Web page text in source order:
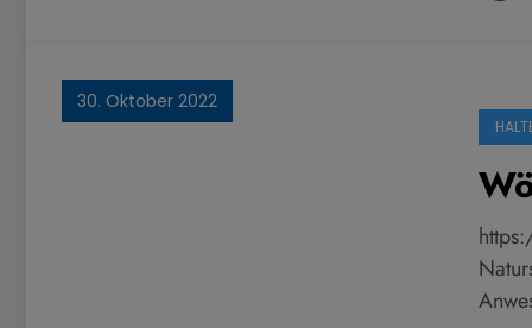
30. Oktober 2022